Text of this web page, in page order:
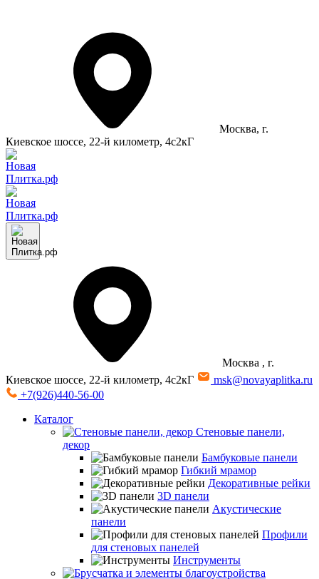
Москва, г.
Киевское шоссе, 22-й километр, 4с2кГ
Москва , г.
Киевское шоссе, 22-й километр, 4с2кГ
msk@novayaplitka.ru
+7(926)440-56-00
Каталог
Стеновые панели,
декор
Бамбуковые панели
Гибкий мрамор
Декоративные рейки
3D панели
Акустические
панели
Профили
для стеновых панелей
Инструменты